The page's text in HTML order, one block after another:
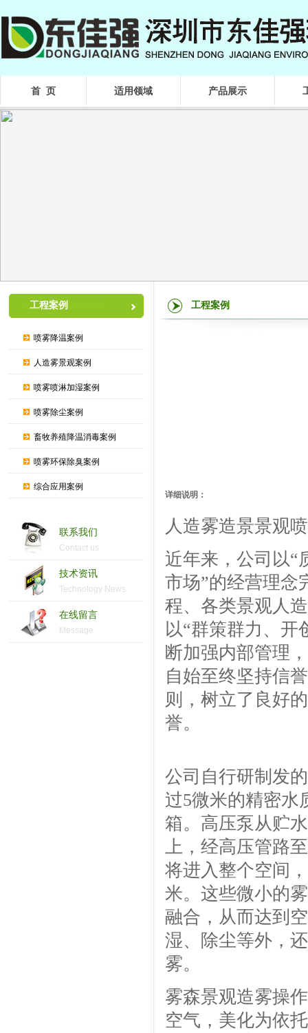
首 页 适用领域 产品展示
工程案例
喷雾降温案例
人造雾景观案例
喷雾喷淋加湿案例
喷雾除尘案例
畜牧养殖降温消毒案例
喷雾环保除臭案例
综合应用案例
联系我们
Contact us
技术资讯
Technology News
在线留言
Message
工程案例
详细说明：
人造雾造景景观
近年来，公司以“
市场”的经营理念
程、各类景观人
以“群策群力、开
断加强内部管理
自始至终坚持信
则，树立了良好
誉。
公司自行研制发
过5微米的精密水
箱。高压泵从贮
上，经高压管路
将进入整个空间
米。这些微小的
融合，从而达到
湿、除尘等外，
雾。
雾森景观造雾操
空气，美化为依